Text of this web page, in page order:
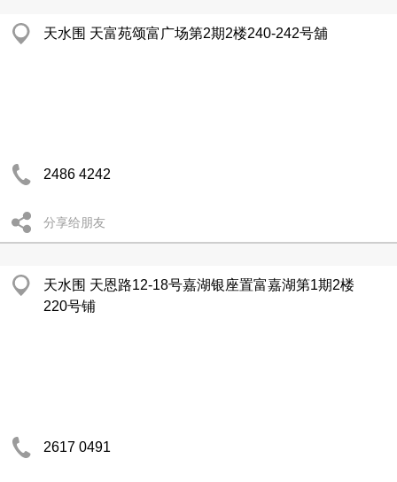
天水围 天富苑颂富广场第2期2楼240-242号舖
2486 4242
分享给朋友
天水围 天恩路12-18号嘉湖银座置富嘉湖第1期2楼
220号铺
2617 0491